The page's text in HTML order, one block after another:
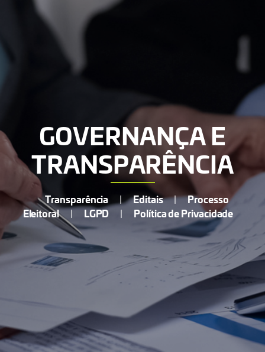
GOVERNANÇA E
TRANSPARÊNCIA
Transparência | Editais |
Processo
Eleitoral
| LGPD | Política de Privacidade